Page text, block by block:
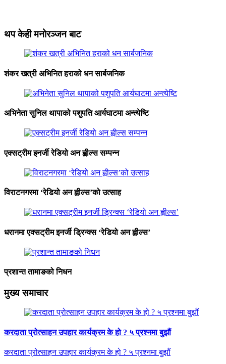
थप केही मनोरञ्जन बाट
शंकर खत्री अभिनित हराको धन सार्बजनिक
अभिनेता सुनिल थापाको पशुपति आर्यघाटमा अन्त्येष्टि
एक्सट्रीम इनर्जी रेडियो अन ह्वील्स सम्पन्न
विराटनगरमा ‘रेडियो अन ह्वील्स’को उत्साह
धरानमा एक्सट्रीम इनर्जी ड्रिन्क्स ‘रेडियो अन ह्वील्स’
प्रशान्त तामाङको निधन
मुख्य समाचार
करदाता प्रोत्साहन उपहार कार्यक्रम के हो ? ५ प्रश्नमा बुझौं
करदाता प्रोत्साहन उपहार कार्यक्रम के हो ? ५ प्रश्नमा बुझौं